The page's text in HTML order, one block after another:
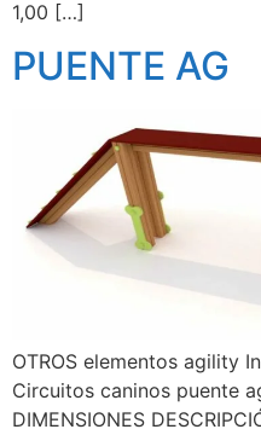
1,00 […]
PUENTE AG
OTROS elementos agility
Circuitos caninos puente
DIMENSIONES